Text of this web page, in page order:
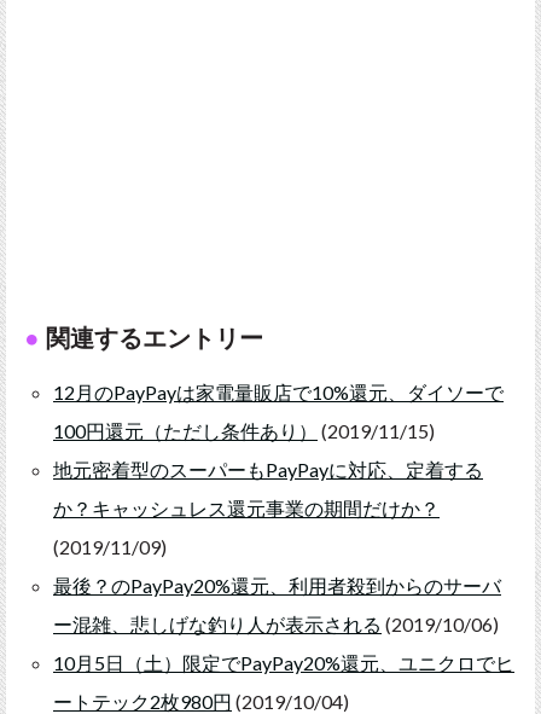
関連するエントリー
12月のPayPayは家電量販店で10%還元、ダイソーで
100円還元（ただし条件あり）
(2019/11/15)
地元密着型のスーパーもPayPayに対応、定着する
か？キャッシュレス還元事業の期間だけか？
(2019/11/09)
最後？のPayPay20%還元、利用者殺到からのサーバ
ー混雑、悲しげな釣り人が表示される (2019/10/06)
10月5日（土）限定でPayPay20%還元、ユニクロでヒ
ートテック2枚980円 (2019/10/04)